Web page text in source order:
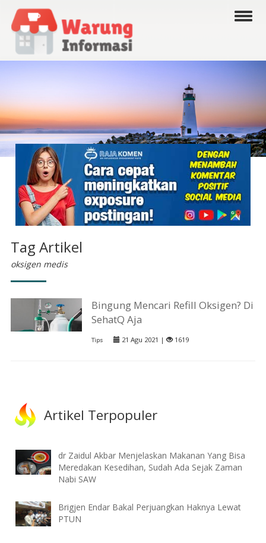
Tag Artikel
oksigen medis
Bingung Mencari Refill Oksigen? Di
SehatQ Aja
Tips 21 Agu 2021 | 1619
Artikel Terpopuler
dr Zaidul Akbar Menjelaskan Makanan Yang Bisa
Meredakan Kesedihan, Sudah Ada Sejak Zaman
Nabi SAW
Brigjen Endar Bakal Perjuangkan Haknya Lewat
PTUN